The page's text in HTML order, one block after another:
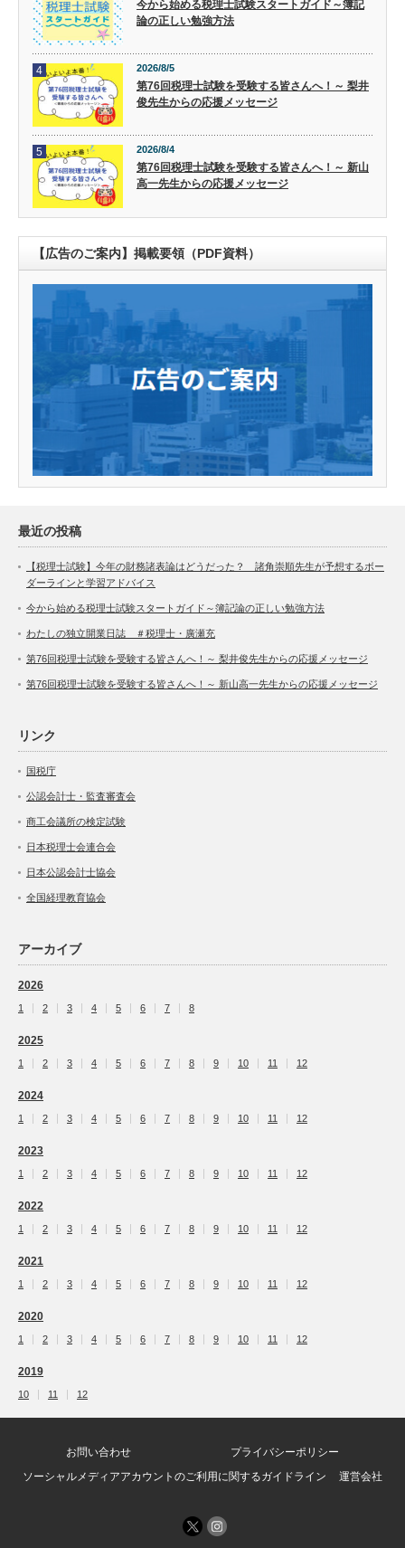
今から始める税理士試験スタートガイド～簿記
論の正しい勉強方法
4 2026/8/5
第76回税理士試験を受験する皆さんへ！～ 梨井
俊先生からの応援メッセージ
5 2026/8/4
第76回税理士試験を受験する皆さんへ！～ 新山
高一先生からの応援メッセージ
【広告のご案内】掲載要領（PDF資料）
最近の投稿
【税理士試験】今年の財務諸表論はどうだった？ 諸角崇順先生が予想するボー
ダーラインと学習アドバイス
今から始める税理士試験スタートガイド～簿記論の正しい勉強方法
わたしの独立開業日誌 ＃税理士・廣瀬充
第76回税理士試験を受験する皆さんへ！～ 梨井俊先生からの応援メッセージ
第76回税理士試験を受験する皆さんへ！～ 新山高一先生からの応援メッセージ
リンク
国税庁
公認会計士・監査審査会
商工会議所の検定試験
日本税理士会連合会
日本公認会計士協会
全国経理教育協会
アーカイブ
2026
1 2 3 4 5 6 7 8
2025
1 2 3 4 5 6 7 8 9 10 11 12
2024
1 2 3 4 5 6 7 8 9 10 11 12
2023
1 2 3 4 5 6 7 8 9 10 11 12
2022
1 2 3 4 5 6 7 8 9 10 11 12
2021
1 2 3 4 5 6 7 8 9 10 11 12
2020
1 2 3 4 5 6 7 8 9 10 11 12
2019
10 11 12
お問い合わせ
プライバシーポリシー
ソーシャルメディアアカウントのご利用に関するガイドライン
運営会社